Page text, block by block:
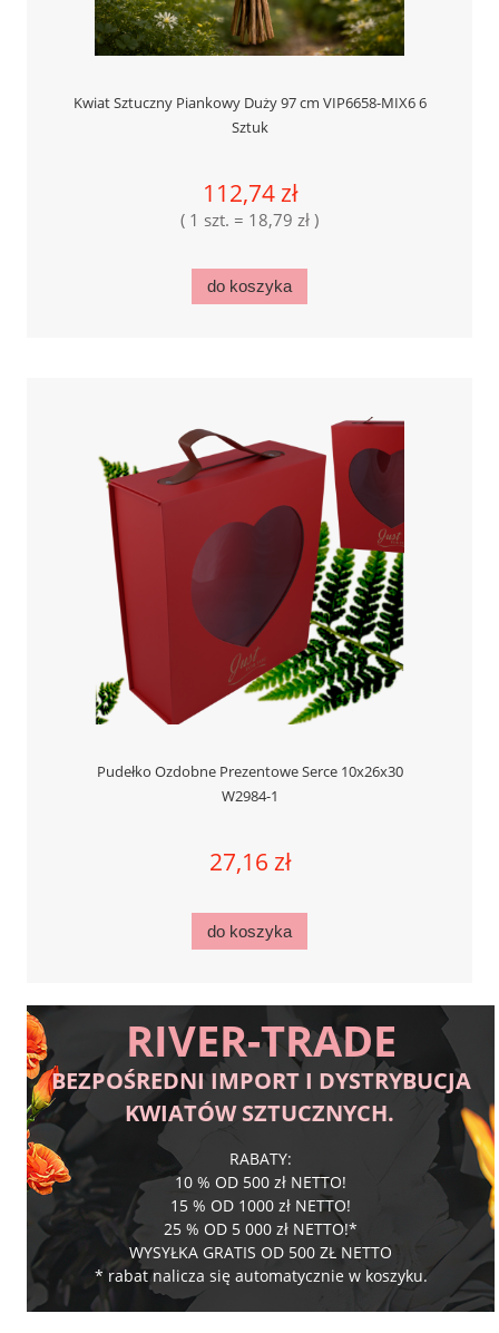
Kwiat Sztuczny Piankowy Duży 97 cm VIP6658-MIX6 6
Sztuk
112,74 zł
( 1 szt. = 18,79 zł )
do koszyka
Pudełko Ozdobne Prezentowe Serce 10x26x30
W2984-1
27,16 zł
do koszyka
RIVER-TRADE
BEZPOŚREDNI IMPORT I DYSTRYBUCJA
KWIATÓW SZTUCZNYCH.
RABATY:
10 % OD 500 zł NETTO!
15 % OD 1000 zł NETTO!
25 % OD 5 000 zł NETTO!*
WYSYŁKA GRATIS OD 500 ZŁ NETTO
* rabat nalicza się automatycznie w koszyku.